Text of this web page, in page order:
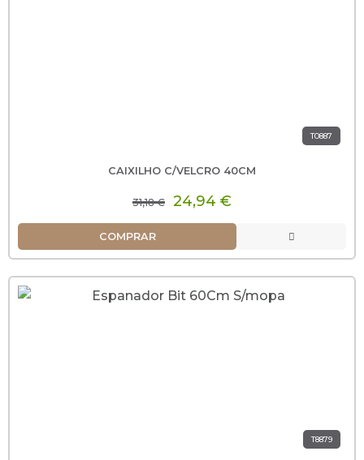
T0887
CAIXILHO C/VELCRO 40CM
31,18 € 24,94 €
COMPRAR
T8879